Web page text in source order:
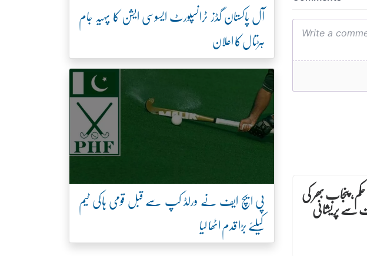
پنجاب بھر کی
سے پریشانی
آل پاکستان گڈز ٹرانسپورٹ ایسوسی ایشن کا پہیہ جام
ہڑتال کا اعلان
پی ایچ ایف نے ورلڈ کپ سے قبل قومی ہاکی ٹیم
کیلئے بڑا قدم اٹھا لیا